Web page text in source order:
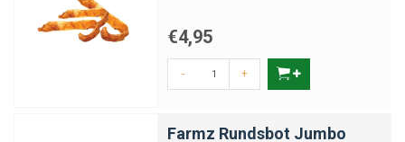
€4,95
- +
Farmz Rundsbot Jumbo